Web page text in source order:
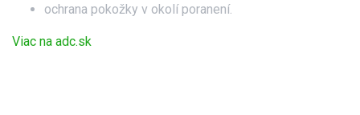
ochrana pokožky v okolí poranení.
Viac na adc.sk